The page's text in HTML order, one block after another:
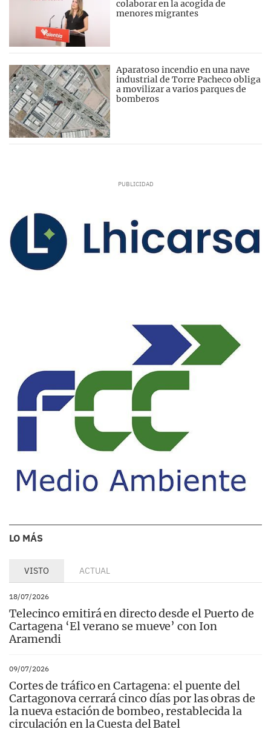
colaborar en la acogida de
menores migrantes
Aparatoso incendio en una nave
industrial de Torre Pacheco obliga
a movilizar a varios parques de
bomberos
LO MÁS
VISTO ACTUAL
18/07/2026
Telecinco emitirá en directo desde el Puerto de
Cartagena ‘El verano se mueve’ con Ion
Aramendi
09/07/2026
Cortes de tráfico en Cartagena: el puente del
Cartagonova cerrará cinco días por las obras de
la nueva estación de bombeo, restablecida la
circulación en la Cuesta del Batel